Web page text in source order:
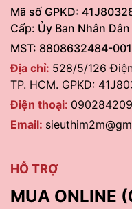
Mã số GPKD:
Cấp: Ủy Ban Nhân
MST: 8808632484-001
Địa chỉ: 528/5/126 Điện
TP. HCM. GPKD:
Điện thoại:
Email:
HỖ TRỢ
MUA ONLINE